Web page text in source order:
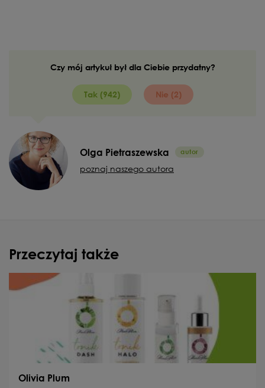
Czy mój artykuł był dla Ciebie przydatny?
Tak (942) Nie (2)
Olga Pietraszewska
poznaj naszego autora
Przeczytaj także
Olivia Plum